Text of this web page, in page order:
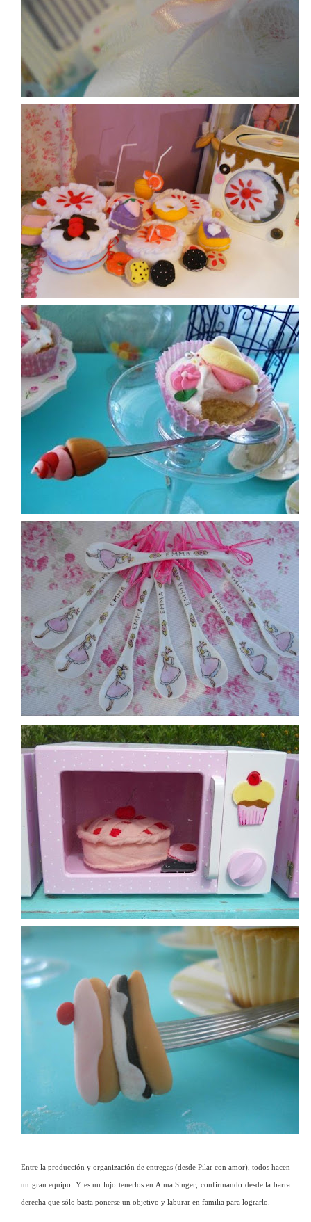
Entre la producción y organización de entregas (desde Pilar con amor), todos hacen
un gran equipo. Y es un lujo tenerlos en Alma Singer, confirmando desde la barra
derecha que sólo basta ponerse un objetivo y laburar en familia para lograrlo.